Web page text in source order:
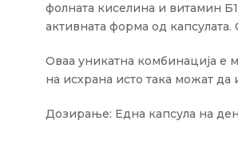
фолната киселина и витамин
активната форма од
Оваа уникатна комбинација е
на исхрана исто така можат
Дозирање: Една капсула на